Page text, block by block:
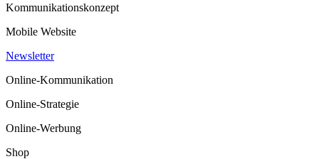
Kommunikationskonzept
Mobile Website
Newsletter
Online-Kommunikation
Online-Strategie
Online-Werbung
Shop